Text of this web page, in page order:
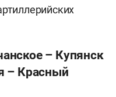
– Купянск
– Красный